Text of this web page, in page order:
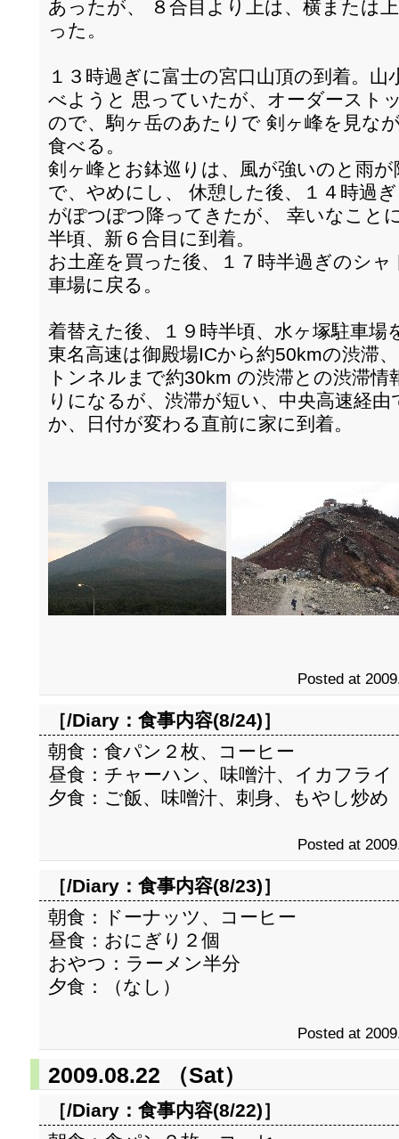
あったが、 ８合目より上は、横または
った。
１３時過ぎに富士の宮口山頂の到着。
べようと 思っていたが、オーダースト
ので、駒ヶ岳のあたりで 剣ヶ峰を見な
食べる。
剣ヶ峰とお鉢巡りは、風が強いのと雨
で、やめにし、 休憩した後、１４時過
がぽつぽつ降ってきたが、 幸いなこと
半頃、新６合目に到着。
お土産を買った後、１７時半過ぎのシ
車場に戻る。
着替えた後、１９時半頃、水ヶ塚駐車場
東名高速は御殿場ICから約50kmの渋滞
トンネルまで約30km の渋滞との渋滞
りになるが、渋滞が短い、中央高速経
か、日付が変わる直前に家に到着。
Posted at
［/Diary： 食事内容(8/24)］
朝食：食パン２枚、コーヒー
昼食：チャーハン、味噌汁、イカフライ
夕食：ご飯、味噌汁、刺身、もやし炒め
Posted at
［/Diary： 食事内容(8/23)］
朝食：ドーナッツ、コーヒー
昼食：おにぎり２個
おやつ：ラーメン半分
夕食：（なし）
Posted at
2009.08.22 （Sat）
［/Diary： 食事内容(8/22)］